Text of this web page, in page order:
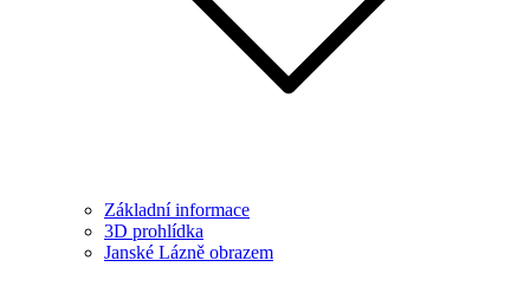
Základní informace
3D prohlídka
Janské Lázně obrazem